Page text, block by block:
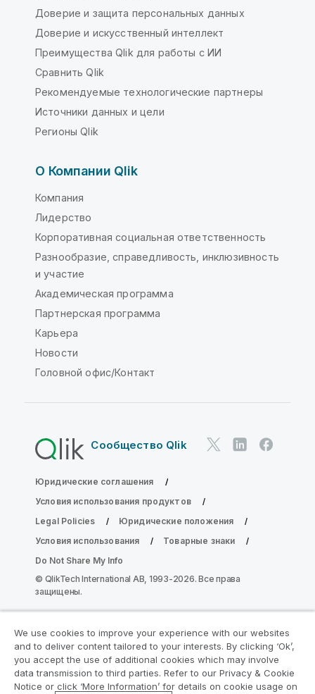
Доверие и защита персональных данных
Доверие и искусственный интеллект
Преимущества Qlik для работы с ИИ
Сравнить Qlik
Рекомендуемые технологические партнеры
Источники данных и цели
Регионы Qlik
О Компании Qlik
Компания
Лидерство
Корпоративная социальная ответственность
Разнообразие, справедливость, инклюзивность
и участие
Академическая программа
Партнерская программа
Карьера
Новости
Головной офис/Контакт
Сообщество Qlik
Юридические соглашения
Условия использования продуктов
Legal Policies
Юридические положения
Условия использования
Товарные знаки
Do Not Share My Info
© QlikTech International AB, 1993-2026. Все права
защищены.
Присоединяйтесь к программе
модернизации аналитики
Модернизируйте ваши важные приложения QlikView
We use cookies to improve your experience with our websites
and to deliver content tailored to your interests. By clicking ‘Ok’,
you accept the use of additional cookies which may involve
data transmission to third parties. Refer to our Privacy & Cookie
Notice or click ‘More Information’ for details on cookie usage on